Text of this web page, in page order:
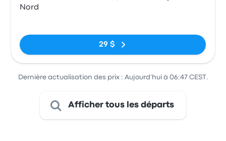
Nord
29 $
Dernière actualisation des prix : Aujourd’hui à 06:47 CEST.
Afficher tous les départs